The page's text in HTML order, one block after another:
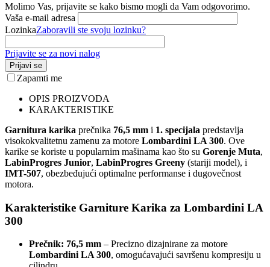
Molimo Vas, prijavite se kako bismo mogli da Vam odgovorimo.
Vaša e-mail adresa
LozinkaZaboravili ste svoju lozinku?
Prijavite se za novi nalog
Prijavi se
Zapamti me
OPIS PROIZVODA
KARAKTERISTIKE
Garnitura karika prečnika 76,5 mm i 1. specijala predstavlja
visokokvalitetnu zamenu za motore Lombardini LA 300. Ove
karike se koriste u popularnim mašinama kao što su Gorenje Muta,
LabinProgres Junior, LabinProgres Greeny (stariji model), i
IMT-507, obezbeđujući optimalne performanse i dugovečnost
motora.
Karakteristike Garniture Karika za Lombardini LA
300
Prečnik: 76,5 mm – Precizno dizajnirane za motore
Lombardini LA 300, omogućavajući savršenu kompresiju u